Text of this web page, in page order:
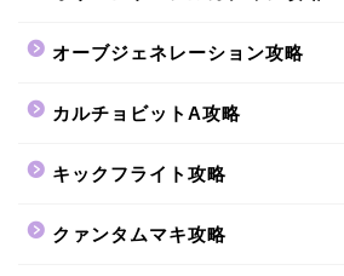
オーブジェネレーション攻略
カルチョビットA攻略
キックフライト攻略
クァンタムマキ攻略